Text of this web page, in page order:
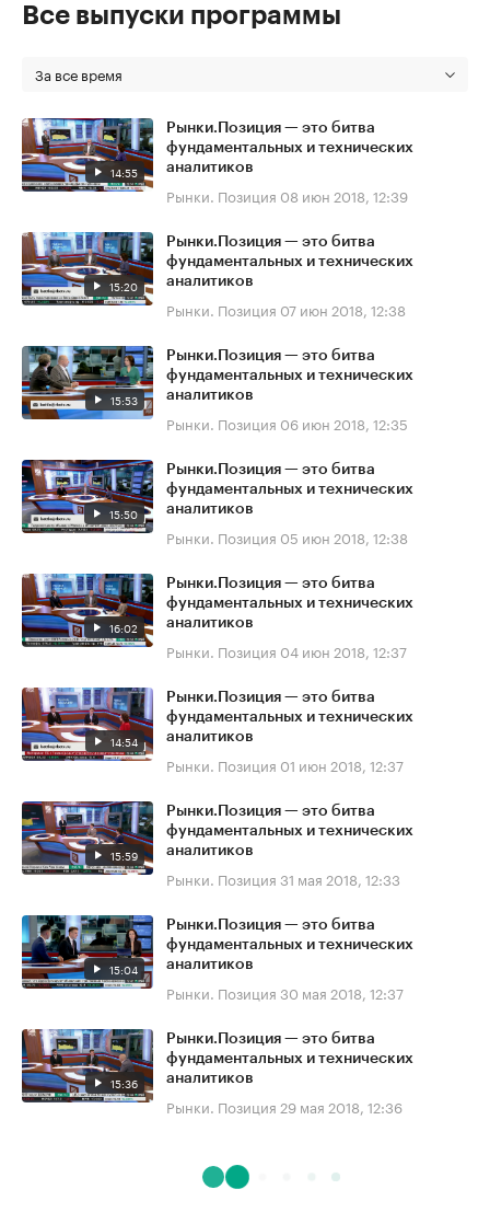
Все выпуски программы
За все время
14:55
Рынки.Позиция — это битва
фундаментальных и технических
аналитиков
Рынки. Позиция 08 июн 2018, 12:39
15:20
Рынки.Позиция — это битва
фундаментальных и технических
аналитиков
Рынки. Позиция 07 июн 2018, 12:38
15:53
Рынки.Позиция — это битва
фундаментальных и технических
аналитиков
Рынки. Позиция 06 июн 2018, 12:35
15:50
Рынки.Позиция — это битва
фундаментальных и технических
аналитиков
Рынки. Позиция 05 июн 2018, 12:38
16:02
Рынки.Позиция — это битва
фундаментальных и технических
аналитиков
Рынки. Позиция 04 июн 2018, 12:37
14:54
Рынки.Позиция — это битва
фундаментальных и технических
аналитиков
Рынки. Позиция 01 июн 2018, 12:37
15:59
Рынки.Позиция — это битва
фундаментальных и технических
аналитиков
Рынки. Позиция 31 мая 2018, 12:33
15:04
Рынки.Позиция — это битва
фундаментальных и технических
аналитиков
Рынки. Позиция 30 мая 2018, 12:37
15:36
Рынки.Позиция — это битва
фундаментальных и технических
аналитиков
Рынки. Позиция 29 мая 2018, 12:36